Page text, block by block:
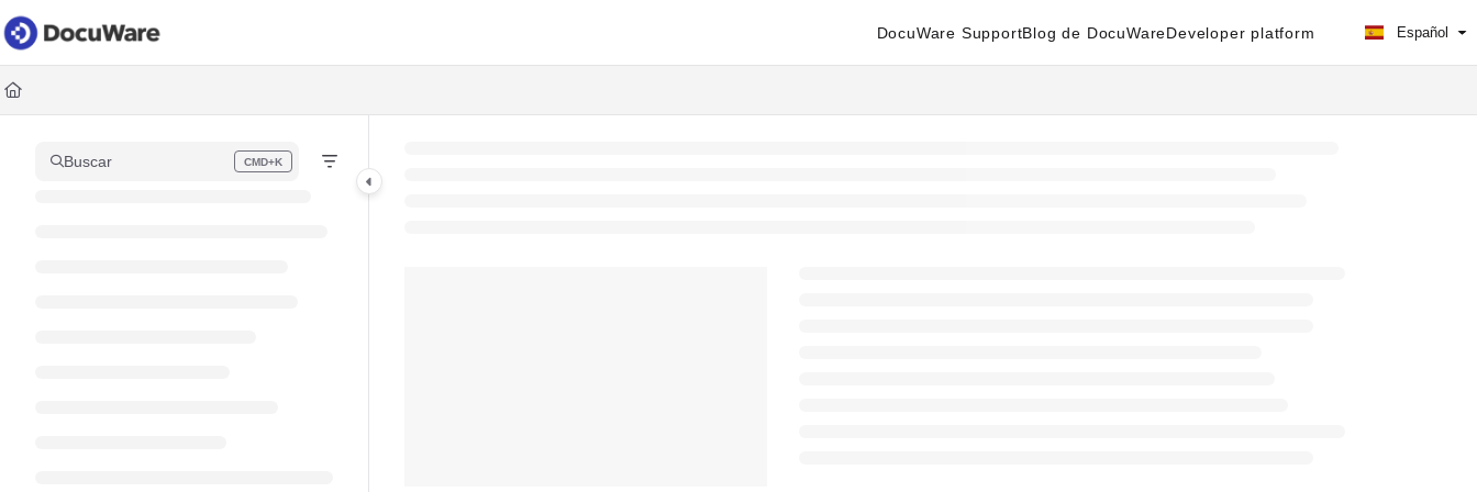
Documentation Index
Fetch the complete documentation index at:
Use this file to discover all available pages before exploring further.
DocuWare SupportBlog de DocuWareDeveloper platform Español
Buscar CMD+K
Press CMD+K to open search